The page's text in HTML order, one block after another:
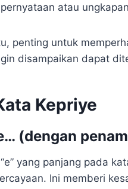
atau
penting untuk
disampaikan dapat
Kepriye
(dengan
yang panjang pada
Ini memberi